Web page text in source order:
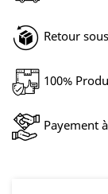
Retour
100%
Payement